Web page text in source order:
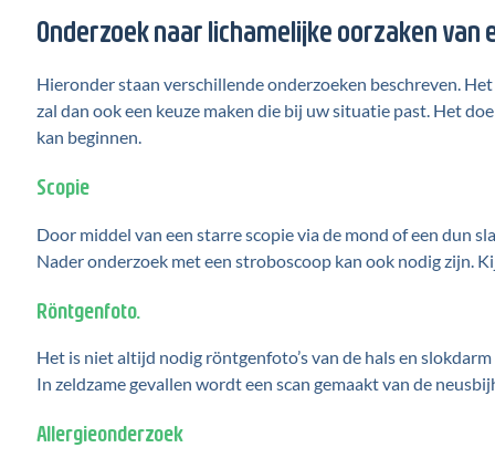
Onderzoek naar lichamelijke oorzaken van
Hieronder staan verschillende onderzoeken beschreven.
zal dan ook een keuze maken die bij uw situatie past. Het
kan beginnen.
Scopie
Door middel van een starre scopie via de mond of een dun
Nader onderzoek met een stroboscoop kan ook nodig zijn.
Röntgenfoto.
Het is niet altijd nodig röntgenfoto’s van de hals en
In zeldzame gevallen wordt een scan gemaakt van de
Allergieonderzoek